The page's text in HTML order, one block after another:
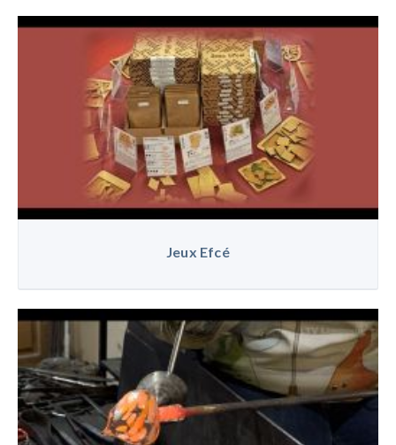
Jeux Efcé